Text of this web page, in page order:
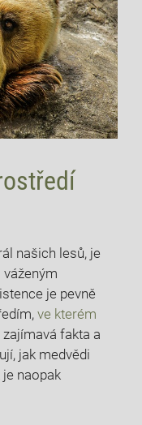
našich lesů, je
je pevně
ve kterém
fakta a
jak medvědi
naopak